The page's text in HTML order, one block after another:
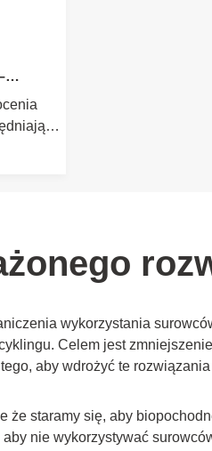
wykorzystania
Celem jest
aby wdrożyć te
staramy się, aby
nie wykorzystywać